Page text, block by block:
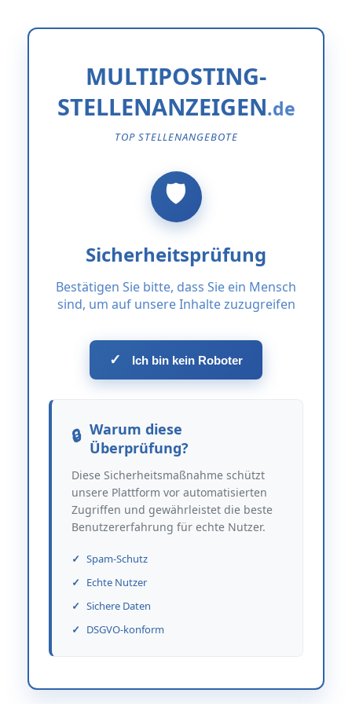
MULTIPOSTING-
STELLENANZEIGEN
TOP STELLENANGEBOTE
Sicherheitsprüfung
Bestätigen Sie bitte, dass Sie ein Mensch
sind, um auf unsere Inhalte zuzugreifen
✓ Ich bin kein Roboter
Warum diese
Überprüfung?
Diese Sicherheitsmaßnahme schützt
unsere Plattform vor automatisierten
Zugriffen und gewährleistet die beste
Benutzererfahrung für echte Nutzer.
Spam-Schutz
Echte Nutzer
Sichere Daten
DSGVO-konform